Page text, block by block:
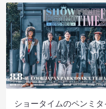
ショータイムのペンミタ